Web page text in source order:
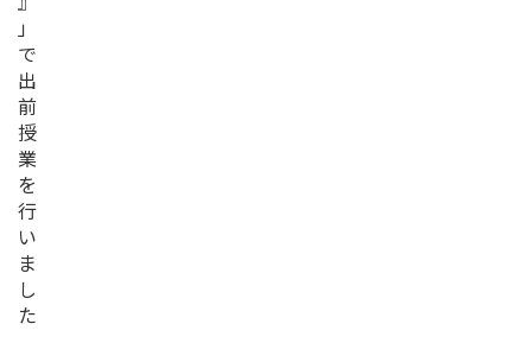
」
で
出
前
授
業
を
行
い
ま
し
た